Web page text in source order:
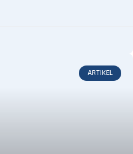
ARTIKEL